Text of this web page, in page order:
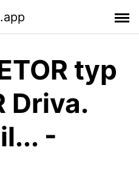
typ
Driva.
-